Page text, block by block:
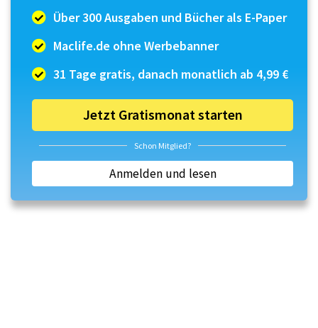
Über 300 Ausgaben und Bücher als E-Paper
Maclife.de ohne Werbebanner
31 Tage gratis, danach monatlich ab 4,99 €
Jetzt Gratismonat starten
Schon Mitglied?
Anmelden und lesen